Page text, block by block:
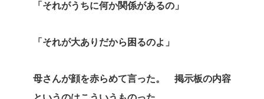
「それがうちに何か関係があるの」
「それが大ありだから困るのよ」
母さんが顔を赤らめて言った。 掲示板の内容